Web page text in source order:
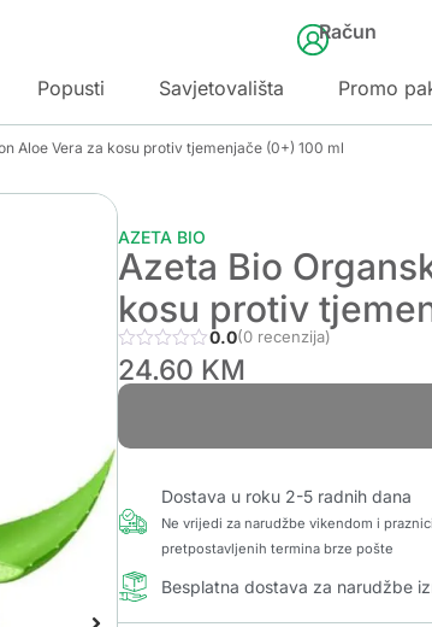
Račun
Popusti Savjetovališta Promo
Aloe Vera za kosu protiv tjemenjače (0+) 100 ml
AZETA BIO
Azeta Bio
kosu protiv
0.0(0 recenzija)
24.60 KM
Dostava u roku 2-5 radnih dana
Ne vrijedi za narudžbe vikendom i
pretpostavljenih termina brze pošte
Besplatna dostava za narudžbe